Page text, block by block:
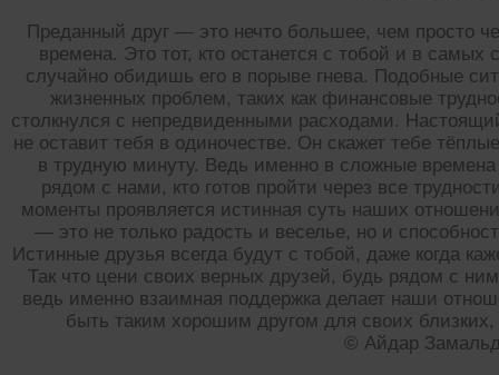
Преданный друг — это нечто большее, чем просто
времена. Это тот, кто останется с тобой и в
случайно обидишь его в порыве гнева. Подобные
жизненных проблем, таких как финансовые
столкнулся с непредвиденными расходами.
не оставит тебя в одиночестве. Он скажет тебе
в трудную минуту. Ведь именно в сложные
рядом с нами, кто готов пройти через все
моменты проявляется истинная суть наших
— это не только радость и веселье, но и
Истинные друзья всегда будут с тобой, даже когда
Так что цени своих верных друзей, будь рядом с
ведь именно взаимная поддержка делает наши
быть таким хорошим другом для своих
© Айдар